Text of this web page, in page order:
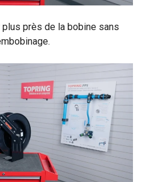
plus près de la bobine sans